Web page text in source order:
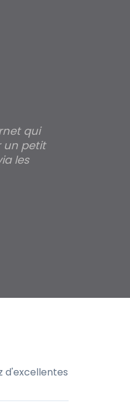
qui
un petit
les
d'excellentes